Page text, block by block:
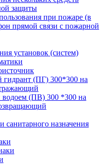
защиты
при пожаре (в
прямой связи с пожарной
установок (систем)
(ПГ) 300*300 на
(ПВ) 300 *300 на
санитарного назначения